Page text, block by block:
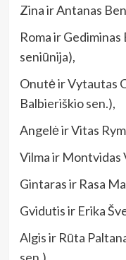
Zina ir Antanas
Roma ir
seniūnija),
Onutė ir Vytautas
Balbieriškio sen.),
Angelė ir Vitas
Vilma ir Montvidas
Gintaras ir Rasa
Gvidutis ir Erika
Algis ir Rūta
sen.),